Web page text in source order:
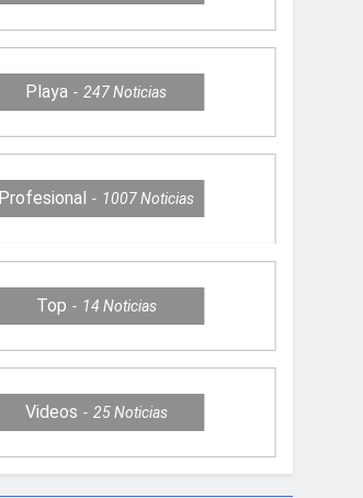
Playa 247Noticias
Profesional 1007Noticias
Top 14 Noticias
Videos 25Noticias